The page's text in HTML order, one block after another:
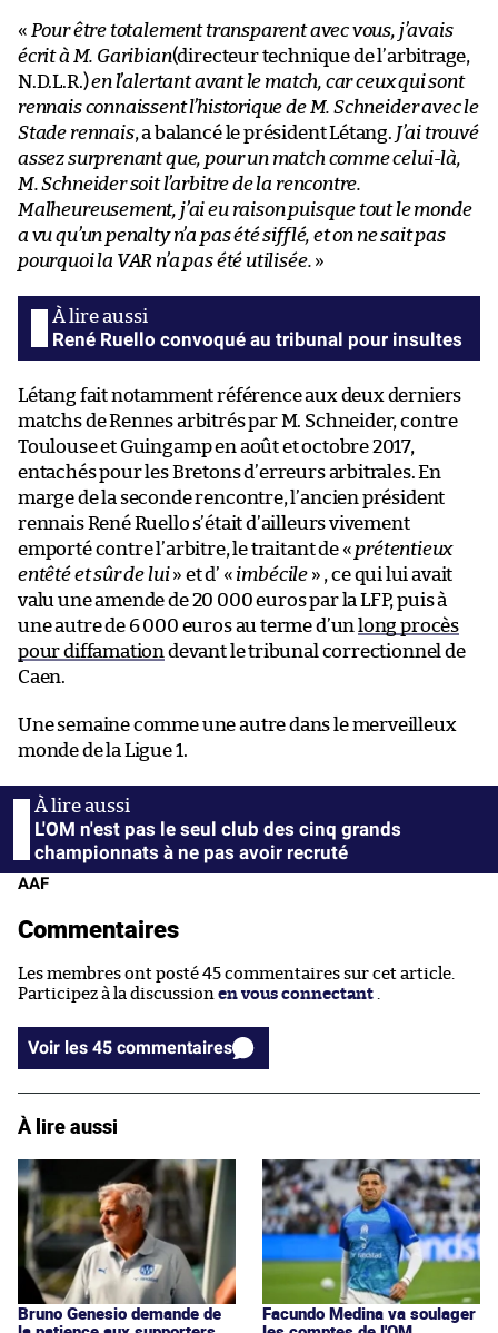
« Pour être totalement transparent avec vous, j’avais
écrit à M. Garibian(directeur technique de l’arbitrage,
N.D.L.R.)en l’alertant avant le match, car ceux qui sont
rennais connaissent l’historique de M. Schneider avec le
Stade rennais, a balancé le président Létang. J’ai trouvé
assez surprenant que, pour un match comme celui-là,
M. Schneider soit l’arbitre de la rencontre.
Malheureusement, j’ai eu raison puisque tout le monde
a vu qu’un penalty n’a pas été sifflé, et on ne sait pas
pourquoi la VAR n’a pas été utilisée. »
René Ruello convoqué au tribunal pour insultes
Létang fait notamment référence aux deux derniers
matchs de Rennes arbitrés par M. Schneider, contre
Toulouse et Guingamp en août et octobre 2017,
entachés pour les Bretons d’erreurs arbitrales. En
marge de la seconde rencontre, l’ancien président
rennais René Ruello s’était d’ailleurs vivement
emporté contre l’arbitre, le traitant de « prétentieux
entêté et sûr de lui» et d’ « imbécile » , ce qui lui avait
valu une amende de 20 000 euros par la LFP, puis à
une autre de 6 000 euros au terme d’un long procès
pour diffamation devant le tribunal correctionnel de
Caen.
Une semaine comme une autre dans le merveilleux
monde de la Ligue 1.
L'OM n'est pas le seul club des cinq grands
championnats à ne pas avoir recruté
AAF
Commentaires
Les membres ont posté 45 commentaires sur cet article.
Participez à la discussion en vous connectant
Voir les 45 commentaires
À lire aussi
Bruno Genesio demande de
Facundo Medina va soulager